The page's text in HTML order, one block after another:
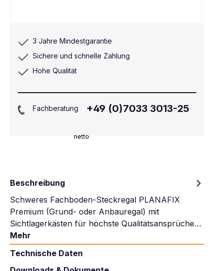
netto
3 Jahre Mindestgarantie
Sichere und schnelle Zahlung
Hohe Qualität
Fachberatung +49 (0)7033 3013-25
Beschreibung
Schweres Fachboden-Steckregal PLANAFIX
Premium (Grund- oder Anbauregal) mit
Sichtlagerkästen für höchste Qualitätsansprüche…
Mehr
Technische Daten